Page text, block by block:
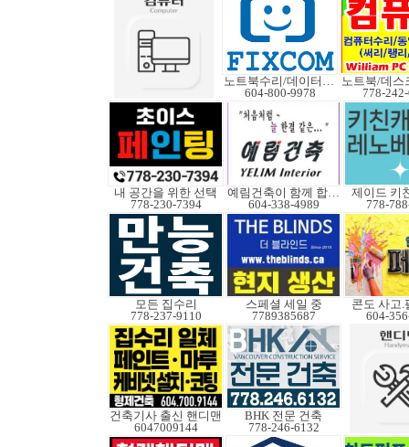
노트북수리/데이터복구
604-800-9978
778-
내 공간을 위한 선택
778-230-7394
예림건축이 함께 합니다
604-338-4989
제이드 키
778-
모든 집수리
778-237-9110
스페셜 세일 중
7789385687
콘도 사고.
604-
건축기사 출신 핸디맨
6047009144
BHK 전문 건축
778-246-6132